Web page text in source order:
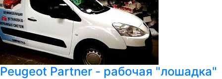
Peugeot Partner - рабочая "лошадка"